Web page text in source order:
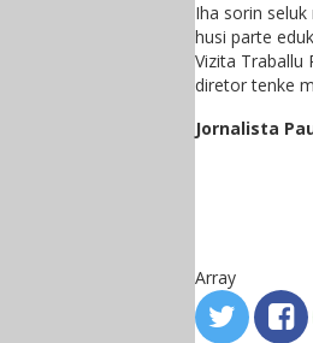
Iha sorin
husi parte
Vizita Traballu
diretor tenke
Jornalista
Array